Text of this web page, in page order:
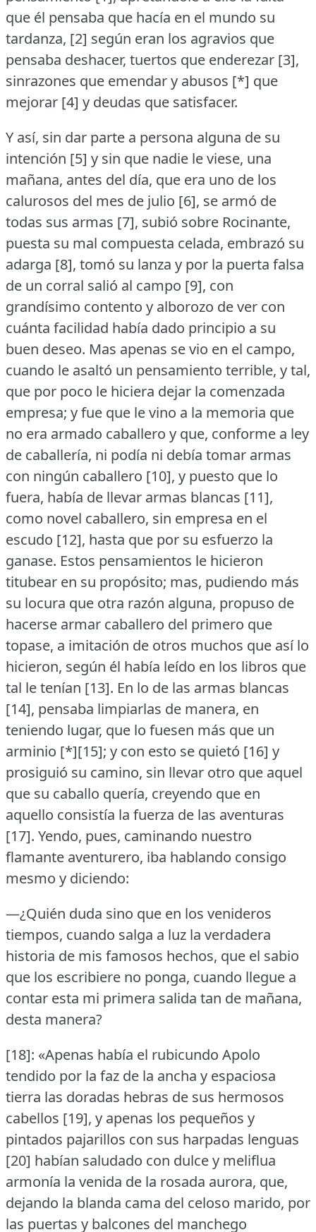
que él pensaba que hacía en el mundo su
tardanza, [2] según eran los agravios que
pensaba deshacer, tuertos que enderezar [3],
sinrazones que emendar y abusos [*] que
mejorar [4] y deudas que satisfacer.
Y así, sin dar parte a persona alguna de su
intención [5] y sin que nadie le viese, una
mañana, antes del día, que era uno de los
calurosos del mes de julio [6], se armó de
todas sus armas [7], subió sobre Rocinante,
puesta su mal compuesta celada, embrazó su
adarga [8], tomó su lanza y por la puerta falsa
de un corral salió al campo [9], con
grandísimo contento y alborozo de ver con
cuánta facilidad había dado principio a su
buen deseo. Mas apenas se vio en el campo,
cuando le asaltó un pensamiento terrible, y tal,
que por poco le hiciera dejar la comenzada
empresa; y fue que le vino a la memoria que
no era armado caballero y que, conforme a ley
de caballería, ni podía ni debía tomar armas
con ningún caballero [10], y puesto que lo
fuera, había de llevar armas blancas [11],
como novel caballero, sin empresa en el
escudo [12], hasta que por su esfuerzo la
ganase. Estos pensamientos le hicieron
titubear en su propósito; mas, pudiendo más
su locura que otra razón alguna, propuso de
hacerse armar caballero del primero que
topase, a imitación de otros muchos que así lo
hicieron, según él había leído en los libros que
tal le tenían [13]. En lo de las armas blancas
[14], pensaba limpiarlas de manera, en
teniendo lugar, que lo fuesen más que un
arminio [*][15]; y con esto se quietó [16] y
prosiguió su camino, sin llevar otro que aquel
que su caballo quería, creyendo que en
aquello consistía la fuerza de las aventuras
[17]. Yendo, pues, caminando nuestro
flamante aventurero, iba hablando consigo
mesmo y diciendo:
—¿Quién duda sino que en los venideros
tiempos, cuando salga a luz la verdadera
historia de mis famosos hechos, que el sabio
que los escribiere no ponga, cuando llegue a
contar esta mi primera salida tan de mañana,
desta manera?
[18]: «Apenas había el rubicundo Apolo
tendido por la faz de la ancha y espaciosa
tierra las doradas hebras de sus hermosos
cabellos [19], y apenas los pequeños y
pintados pajarillos con sus harpadas lenguas
[20] habían saludado con dulce y meliflua
armonía la venida de la rosada aurora, que,
dejando la blanda cama del celoso marido, por
las puertas y balcones del manchego